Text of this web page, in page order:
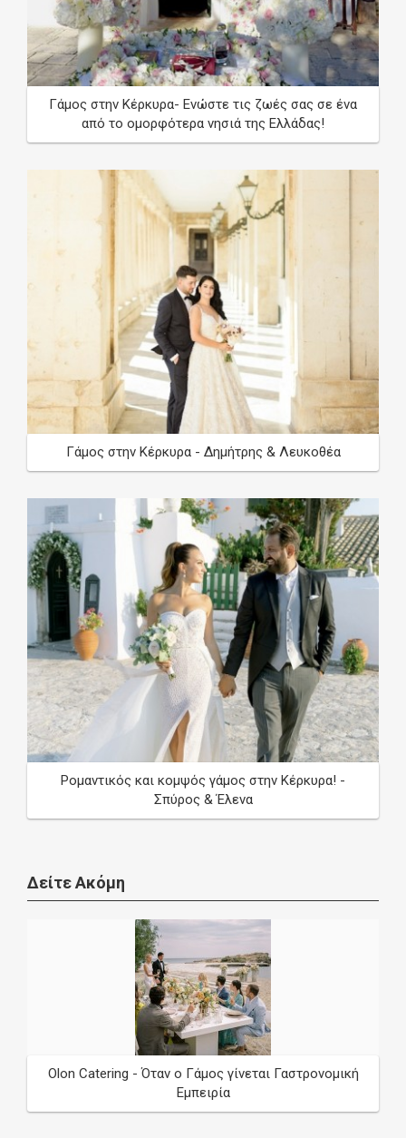
Γάμος στην Κέρκυρα- Ενώστε τις ζωές σας σε ένα
από το ομορφότερα νησιά της Ελλάδας!
Γάμος στην Κέρκυρα - Δημήτρης & Λευκοθέα
Ρομαντικός και κομψός γάμος στην Κέρκυρα! -
Σπύρος & Έλενα
Δείτε Ακόμη
Olon Catering - Όταν ο Γάμος γίνεται Γαστρονομική
Εμπειρία